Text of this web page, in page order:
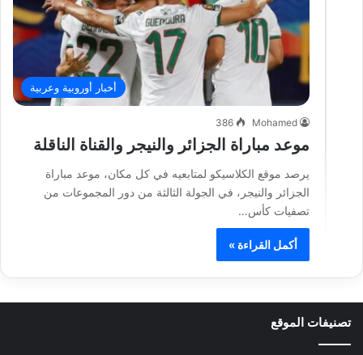
أخبار أوروبية وعربية
Mohamed
386
موعد مباراة الجزائر والنيجر والقناة الناقلة
يرصد موقع الكلاسيكو لمتابعيه في كل مكان، موعد مباراة
الجزائر والنيجر، في الجولة الثالثة من دور المجموعات من
تصفيات كأس…
أكمل القراءة »
تصنيفات الموقع